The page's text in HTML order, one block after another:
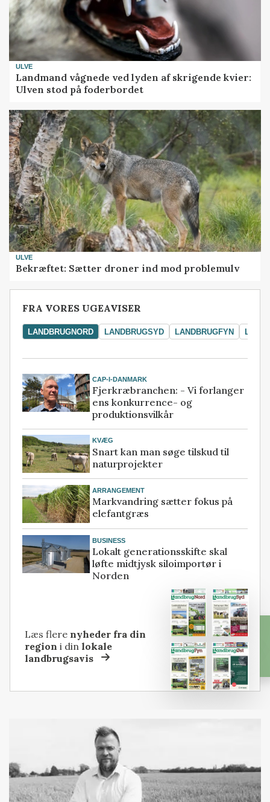
ULVE
Landmand vågnede ved lyden af skrigende kvier:
Ulven stod på foderbordet
ULVE
Bekræftet: Sætter droner ind mod problemulv
FRA VORES UGEAVISER
LANDBRUGNORD LANDBRUGSYD LANDBRUGFYN
CAP-I-DANMARK
Fjerkræbranchen: - Vi forlanger
ens konkurrence- og
produktionsvilkår
KVÆG
Snart kan man søge tilskud til
naturprojekter
ARRANGEMENT
Markvandring sætter fokus på
elefantgræs
BUSINESS
Lokalt generationsskifte skal
løfte midtjysk siloimportør i
Norden
Læs flere nyheder fra din
region i dinlokale
landbrugsavis